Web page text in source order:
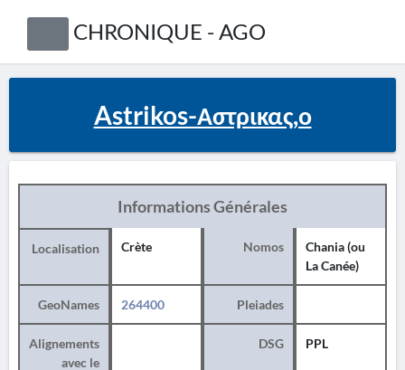
CHRONIQUE - AGO
Astrikos-Αστρικας,ο
Informations Générales
Localisation Crète Nomos
Chania (ou
La Canée)
GeoNames 264400 Pleiades
Alignements
avec le
DSG PPL